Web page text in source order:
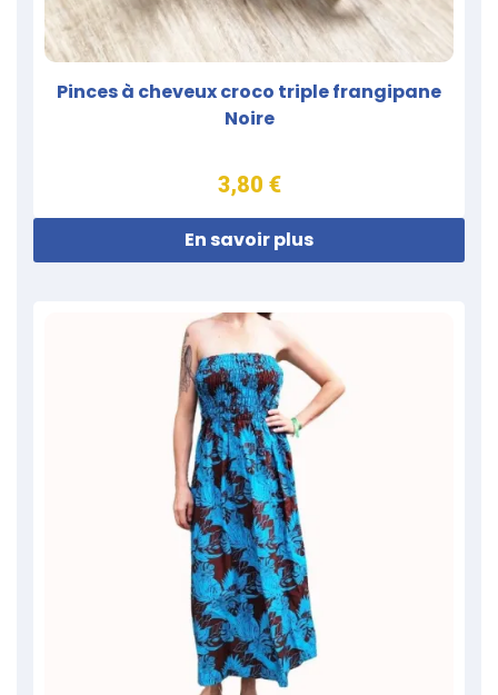
Pinces à cheveux croco triple frangipane
Noire
3,80 €
En savoir plus